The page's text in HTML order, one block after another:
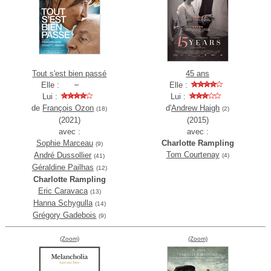
Tout s'est bien passé
Elle :
Lui :
de François Ozon (18)
(2021)
avec :
Sophie Marceau (9)
André Dussollier (41)
Géraldine Pailhas (12)
Charlotte Rampling
Eric Caravaca (13)
Hanna Schygulla (14)
Grégory Gadebois (9)
45 ans
Elle :
Lui :
d'Andrew Haigh (2)
(2015)
avec :
Charlotte Rampling
Tom Courtenay (4)
(Zoom) (Zoom)